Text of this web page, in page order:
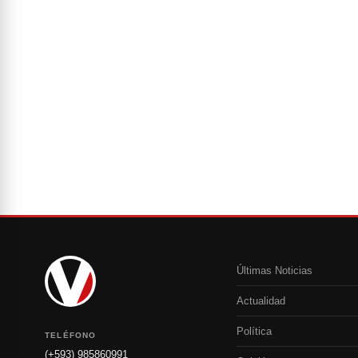
TELÉFONO
(+593) 985860991
Últimas Noticias
Actualidad
Política